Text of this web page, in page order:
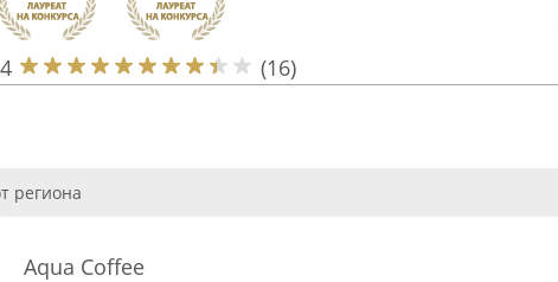
(16)
региона
Aqua Coffee